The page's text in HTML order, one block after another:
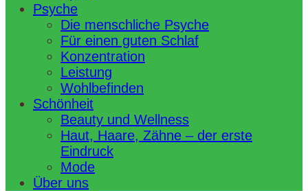
Psyche
Die menschliche Psyche
Für einen guten Schlaf
Konzentration
Leistung
Wohlbefinden
Schönheit
Beauty und Wellness
Haut, Haare, Zähne – der erste
Eindruck
Mode
Über uns